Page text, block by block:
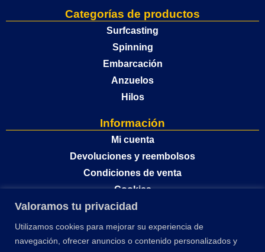
Valoramos tu privacidad
Utilizamos cookies para mejorar su experiencia de
navegación, ofrecer anuncios o contenido personalizados y
Categorías de productos
Surfcasting
Spinning
Embarcación
Anzuelos
Hilos
Información
Mi cuenta
Devoluciones y reembolsos
Condiciones de venta
Cookies
Política de privacidad